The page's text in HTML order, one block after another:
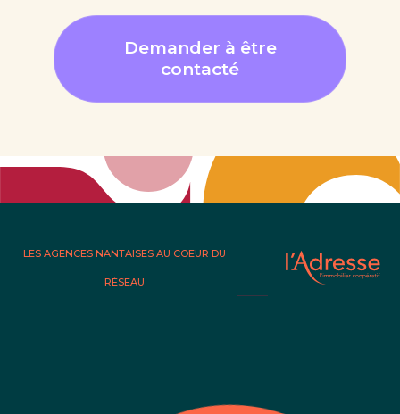
Demander à être
contacté
LES AGENCES NANTAISES AU COEUR DU
RÉSEAU